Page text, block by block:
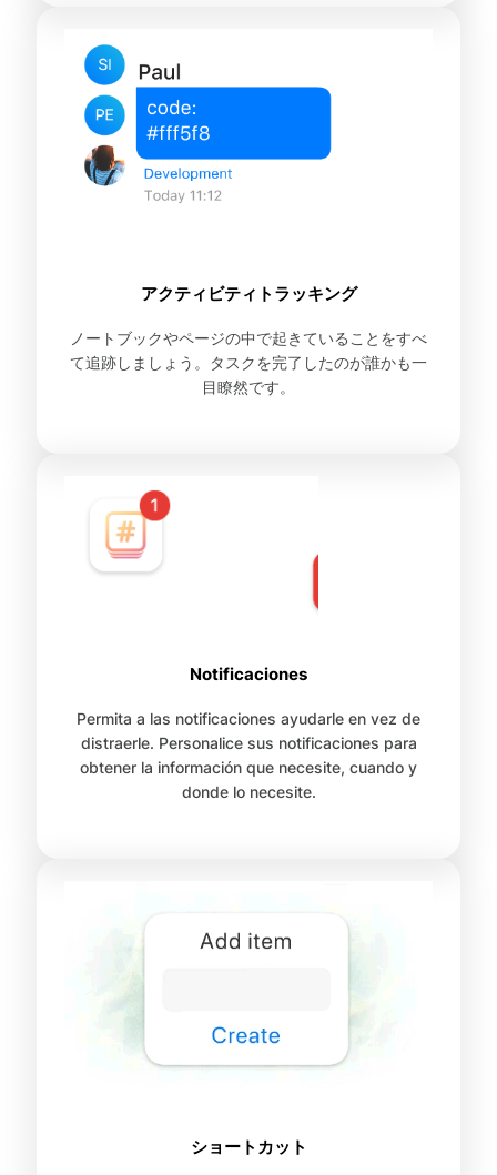
アクティビティトラッキング
ノートブックやページの中で起きていることをすべ
て追跡しましょう。タスクを完了したのが誰かも一
目瞭然です。
Notificaciones
Permita a las notificaciones ayudarle en vez de
distraerle. Personalice sus notificaciones para
obtener la información que necesite, cuando y
donde lo necesite.
ショートカット